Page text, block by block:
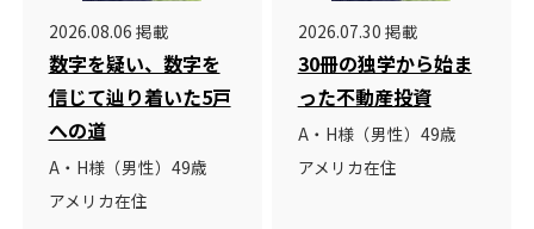
2026.08.06 掲載
数字を疑い、数字を
信じて辿り着いた5戸
への道
A・H様（男性）49歳
アメリカ在住
2026.07.30 掲載
30冊の独学から始ま
った不動産投資
A・H様（男性）49歳
アメリカ在住